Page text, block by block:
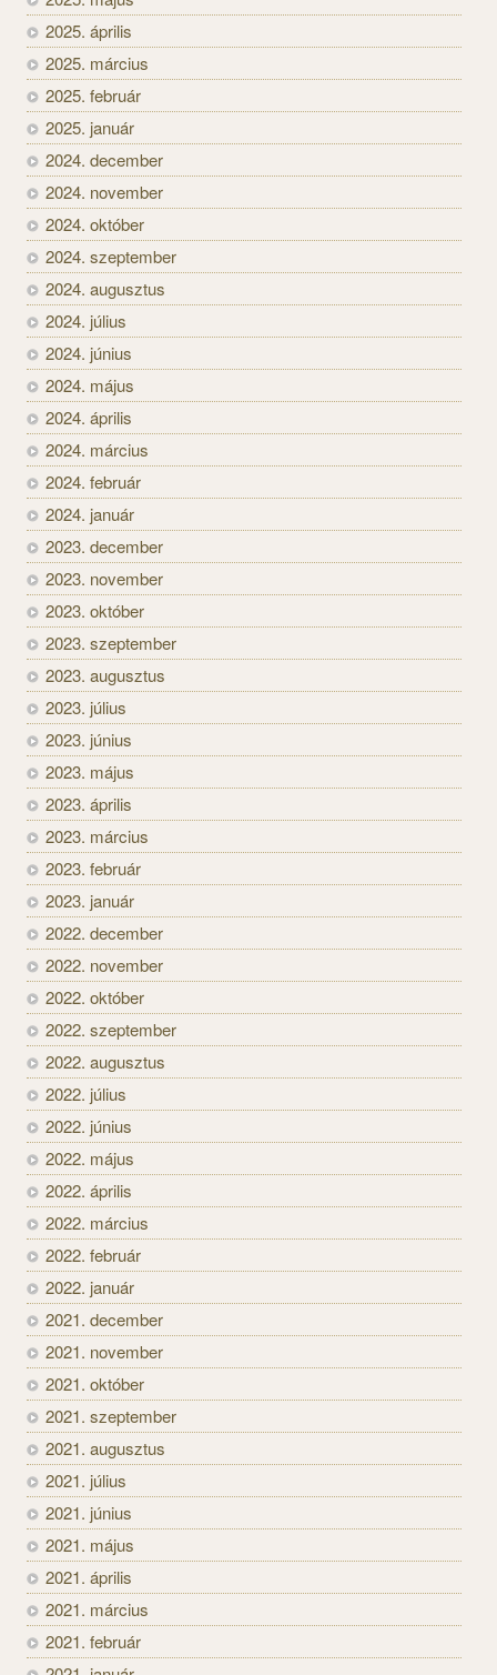
2025. április
2025. március
2025. február
2025. január
2024. december
2024. november
2024. október
2024. szeptember
2024. augusztus
2024. július
2024. június
2024. május
2024. április
2024. március
2024. február
2024. január
2023. december
2023. november
2023. október
2023. szeptember
2023. augusztus
2023. július
2023. június
2023. május
2023. április
2023. március
2023. február
2023. január
2022. december
2022. november
2022. október
2022. szeptember
2022. augusztus
2022. július
2022. június
2022. május
2022. április
2022. március
2022. február
2022. január
2021. december
2021. november
2021. október
2021. szeptember
2021. augusztus
2021. július
2021. június
2021. május
2021. április
2021. március
2021. február